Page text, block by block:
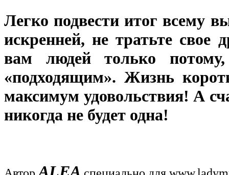
Легко подвести итог всему
искренней, не тратьте свое
вам людей только
«подходящим». Жизнь
максимум удовольствия! А
никогда не будет одна!